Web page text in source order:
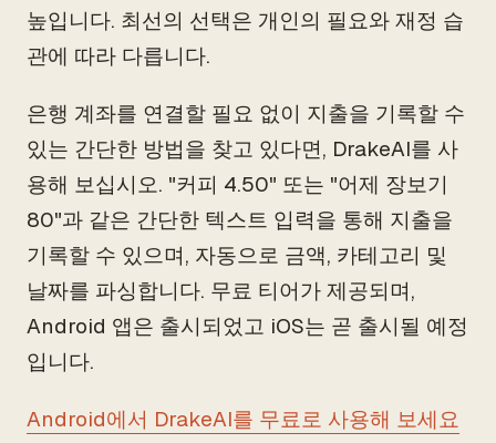
높입니다. 최선의 선택은 개인의 필요와 재정 습
관에 따라 다릅니다.
은행 계좌를 연결할 필요 없이 지출을 기록할 수
있는 간단한 방법을 찾고 있다면, DrakeAI를 사
용해 보십시오. "커피 4.50" 또는 "어제 장보기
80"과 같은 간단한 텍스트 입력을 통해 지출을
기록할 수 있으며, 자동으로 금액, 카테고리 및
날짜를 파싱합니다. 무료 티어가 제공되며,
Android 앱은 출시되었고 iOS는 곧 출시될 예정
입니다.
Android에서 DrakeAI를 무료로 사용해 보세요